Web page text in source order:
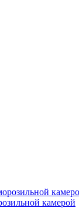
камерой